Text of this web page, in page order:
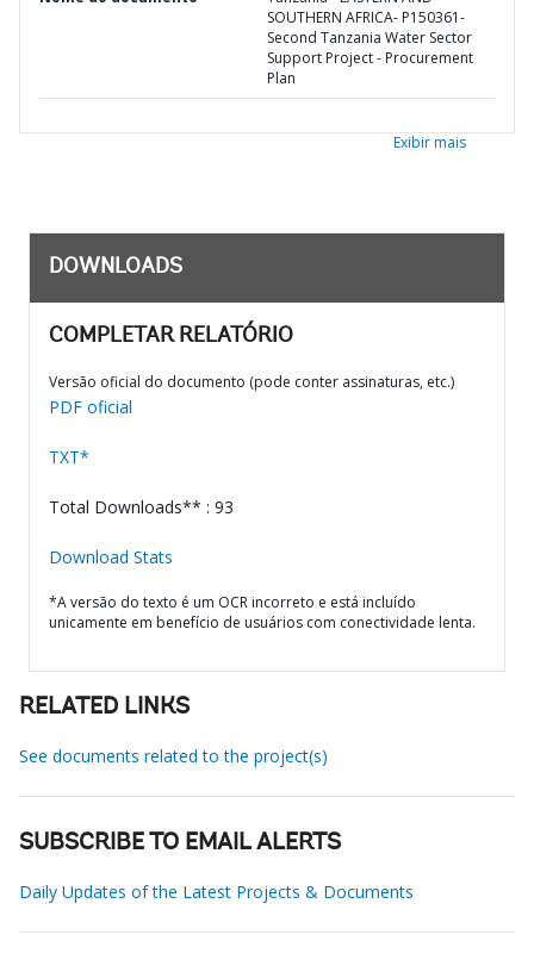
SOUTHERN AFRICA- P150361-
Second Tanzania Water Sector
Support Project - Procurement
Plan
Exibir mais
DOWNLOADS
COMPLETAR RELATÓRIO
Versão oficial do documento (pode conter assinaturas, etc.)
PDF oficial
TXT*
Total Downloads** : 93
Download Stats
*A versão do texto é um OCR incorreto e está incluído
unicamente em benefício de usuários com conectividade lenta.
RELATED LINKS
See documents related to the project(s)
SUBSCRIBE TO EMAIL ALERTS
Daily Updates of the Latest Projects & Documents